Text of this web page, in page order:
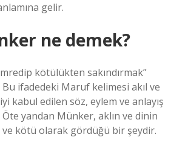
gelir.
ne demek?
kötülükten sakındırmak”
Bu ifadedeki Maruf kelimesi akıl ve
kabul edilen söz, eylem ve anlayış
Öte yandan Münker, aklın ve dinin
kötü olarak gördüğü bir şeydir.